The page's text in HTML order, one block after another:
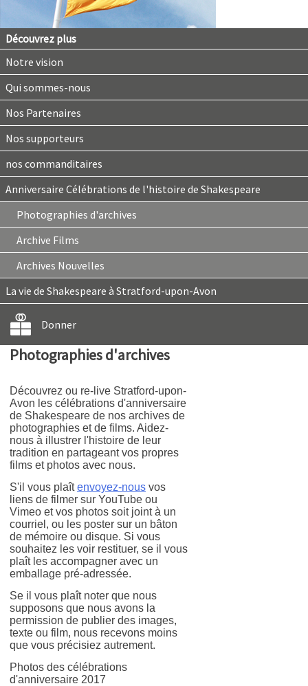
Découvrez plus
Notre vision
Qui sommes-nous
Nos Partenaires
Nos supporteurs
nos commanditaires
Anniversaire Célébrations de l'histoire de Shakespeare
Photographies d'archives
Archive Films
Archives Nouvelles
La vie de Shakespeare à Stratford-upon-Avon
Donner
Photographies d'archives
Découvrez ou re-live Stratford-upon-
Avon les célébrations d'anniversaire
de Shakespeare de nos archives de
photographies et de films. Aidez-
nous à illustrer l'histoire de leur
tradition en partageant vos propres
films et photos avec nous.
S'il vous plaîtenvoyez-nous vos
liens de filmer sur YouTube ou
Vimeo et vos photos soit joint à un
courriel, ou les poster sur un bâton
de mémoire ou disque. Si vous
souhaitez les voir restituer, se il vous
plaît les accompagner avec un
emballage pré-adressée.
Se il vous plaît noter que nous
supposons que nous avons la
permission de publier des images,
texte ou film, nous recevons moins
que vous précisiez autrement.
Photos des célébrations
d'anniversaire 2017